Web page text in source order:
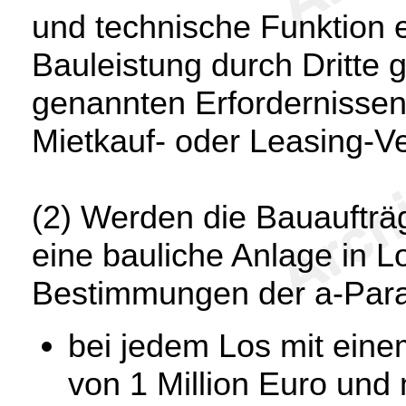
und technische Funktion
Bauleistung durch Dritte
genannten
Mietkauf- oder Leasing-
(2) Werden die
eine bauliche Anlage in
Bestimmungen der a-
bei jedem Los mit
von 1 Million Euro und